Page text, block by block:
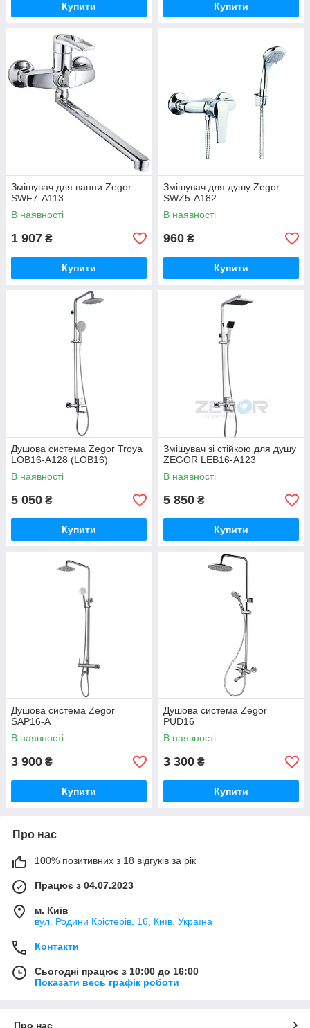
Купити Купити
Змішувач для ванни Zegor
SWF7-A113
В наявності
1 907 ₴
Купити
Змішувач для душу Zegor
SWZ5-A182
В наявності
960 ₴
Купити
Душова система Zegor Trоya
LOB16-A128 (LOB16)
В наявності
5 050 ₴
Купити
Змішувач зі стійкою для душу
ZEGOR LEB16-A123
В наявності
5 850 ₴
Купити
Душова система Zegor
SAP16-A
В наявності
3 900 ₴
Купити
Душова система Zegor
PUD16
В наявності
3 300 ₴
Купити
Про нас
100% позитивних з 18 відгуків за рік
Працює з 04.07.2023
м. Київ
вул. Родини Крістерів, 16, Київ, Україна
Контакти
Сьогодні працює з 10:00 до 16:00
Показати весь графік роботи
Про нас